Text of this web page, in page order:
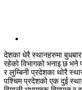
देशका धेरै स्थानहरुमा बुधबार
रहेको विभागको भनाइ छ
र लुम्बिनी प्रदेशका थोरै
पश्चिम प्रदेशको एक दुई